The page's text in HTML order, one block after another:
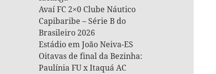
Avaí FC 2×0 Clube Náutico
Capibaribe – Série B do
Brasileiro 2026
Estádio em João Neiva-ES
Oitavas de final da Bezinha:
Paulínia FU x Itaquá AC